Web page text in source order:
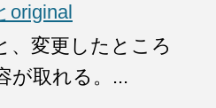
original
、変更したところ
が取れる。...